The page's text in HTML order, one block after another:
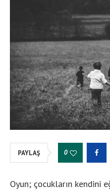
PAYLAŞ 0
Oyun; çocukların kendini